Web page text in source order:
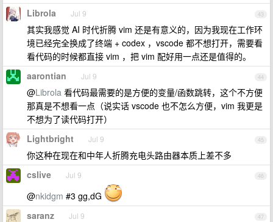
43
Librola Jul 9
其实我感觉 AI 时代折腾 vim 还是有意义的，因为我现在工作环
境已经完全换成了终端 + codex ，vscode 都不想打开，需要看
看代码的时候都直接 vim ，把 vim 配好用一点还是值得的。
44
aarontian Jul 9
@Librola 看代码最需要的是方便的变量/函数跳转，这个不方便
那真是不想看一点（说实话 vscode 也不怎么方便，vim 我更是
不想为了读代码打开）
45
Lightbright Jul 9
你这种在现在和中年人折腾充电头路由器本质上差不多
46
cslive Jul 9
@nkidgm #3 gg,dG
47
saranz Jul 9